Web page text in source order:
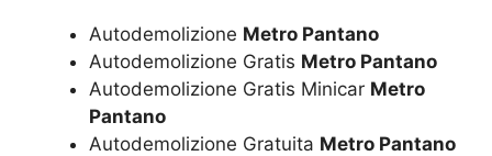
Autodemolizione Metro Pantano
Autodemolizione Gratis Metro Pantano
Autodemolizione Gratis Minicar Metro
Pantano
Autodemolizione Gratuita Metro Pantano